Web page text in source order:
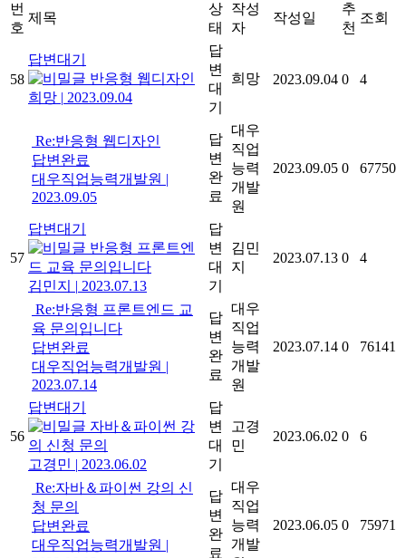
번
호
제목
상
태
작성
자
작성일
추
천
조회
58
답변대기
반응형 웹디자인
희망 | 2023.09.04
답
변
대
기
희망 2023.09.04 0 4
Re:반응형 웹디자인
답변완료
대우직업능력개발원 |
2023.09.05
답
변
완
료
대우
직업
능력
개발
원
2023.09.05 0 67750
57
답변대기
반응형 프론트엔
드 교육 문의입니다
김민지
| 2023.07.13
답
변
대
기
김민
지
2023.07.13 0 4
Re:반응형 프론트엔드 교
육 문의입니다
답변완료
대우직업능력개발원 |
2023.07.14
답
변
완
료
대우
직업
능력
개발
원
2023.07.14 0 76141
56
답변대기
자바＆파이썬 강
의 신청 문의
고경민 | 2023.06.02
답
변
대
기
고경
민
2023.06.02 0 6
Re:자바＆파이썬 강의 신
청 문의
답변완료
대우직업능력개발원 |
답
변
완
료
대우
직업
능력
개발
2023.06.05 0 75971